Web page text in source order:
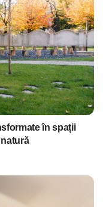
în spații